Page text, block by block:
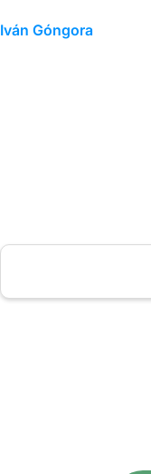
Iván Góngora